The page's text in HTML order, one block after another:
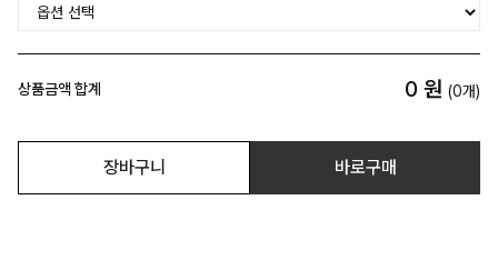
상품금액 합계 0 원 (0개)
장바구니 바로구매